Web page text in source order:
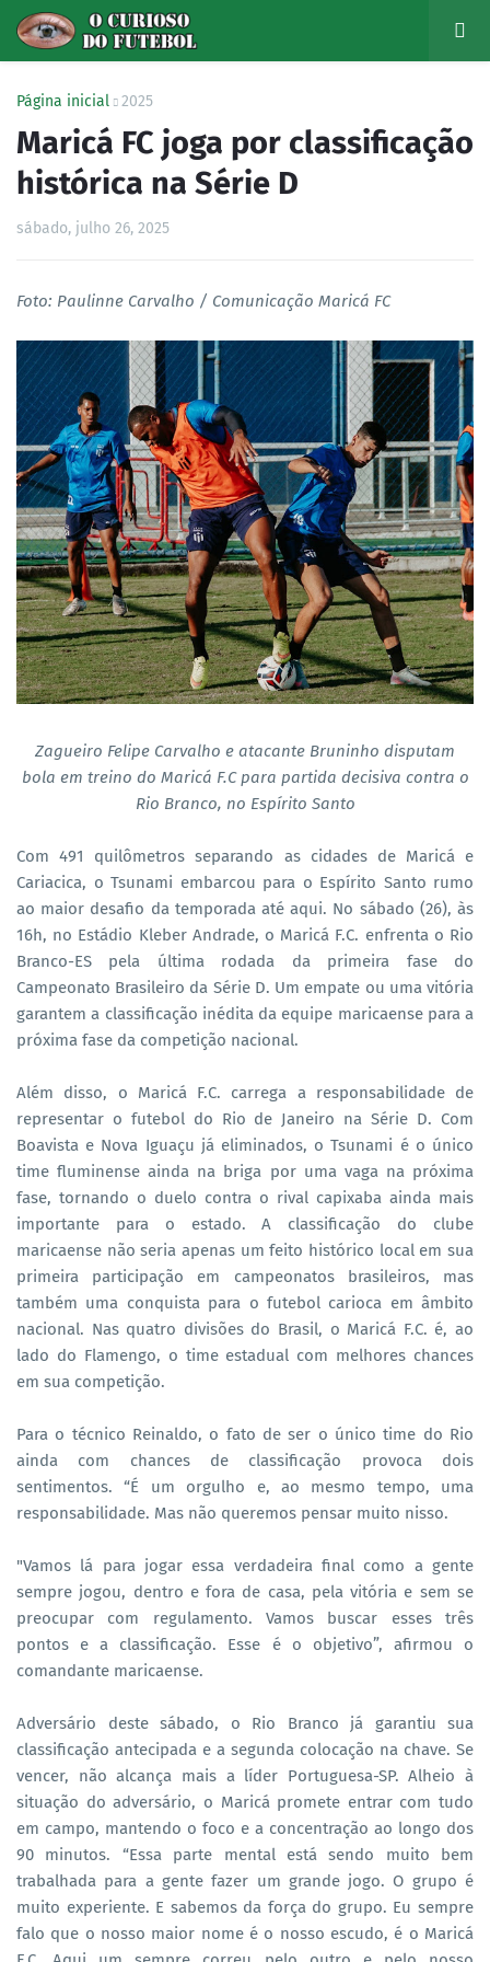
Página inicial 2025
Maricá FC joga por classificação
histórica na Série D
sábado, julho 26, 2025
Foto: Paulinne Carvalho / Comunicação Maricá FC
Zagueiro Felipe Carvalho e atacante Bruninho disputam
bola em treino do Maricá F.C para partida decisiva contra o
Rio Branco, no Espírito Santo
Com 491 quilômetros separando as cidades de Maricá e
Cariacica, o Tsunami embarcou para o Espírito Santo rumo
ao maior desafio da temporada até aqui. No sábado (26), às
16h, no Estádio Kleber Andrade, o Maricá F.C. enfrenta o Rio
Branco-ES pela última rodada da primeira fase do
Campeonato Brasileiro da Série D. Um empate ou uma vitória
garantem a classificação inédita da equipe maricaense para a
próxima fase da competição nacional.
Além disso, o Maricá F.C. carrega a responsabilidade de
representar o futebol do Rio de Janeiro na Série D. Com
Boavista e Nova Iguaçu já eliminados, o Tsunami é o único
time fluminense ainda na briga por uma vaga na próxima
fase, tornando o duelo contra o rival capixaba ainda mais
importante para o estado. A classificação do clube
maricaense não seria apenas um feito histórico local em sua
primeira participação em campeonatos brasileiros, mas
também uma conquista para o futebol carioca em âmbito
nacional. Nas quatro divisões do Brasil, o Maricá F.C. é, ao
lado do Flamengo, o time estadual com melhores chances
em sua competição.
Para o técnico Reinaldo, o fato de ser o único time do Rio
ainda com chances de classificação provoca dois
sentimentos. “É um orgulho e, ao mesmo tempo, uma
responsabilidade. Mas não queremos pensar muito nisso.
"Vamos lá para jogar essa verdadeira final como a gente
sempre jogou, dentro e fora de casa, pela vitória e sem se
preocupar com regulamento. Vamos buscar esses três
pontos e a classificação. Esse é o objetivo”, afirmou o
comandante maricaense.
Adversário deste sábado, o Rio Branco já garantiu sua
classificação antecipada e a segunda colocação na chave. Se
vencer, não alcança mais a líder Portuguesa-SP. Alheio à
situação do adversário, o Maricá promete entrar com tudo
em campo, mantendo o foco e a concentração ao longo dos
90 minutos. “Essa parte mental está sendo muito bem
trabalhada para a gente fazer um grande jogo. O grupo é
muito experiente. E sabemos da força do grupo. Eu sempre
falo que o nosso maior nome é o nosso escudo, é o Maricá